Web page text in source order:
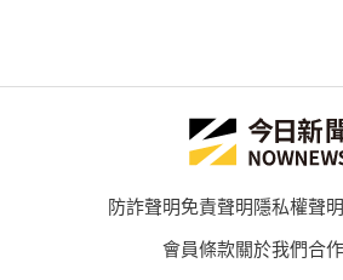
防詐聲明免責聲明隱私權聲明
會員條款關於我們合